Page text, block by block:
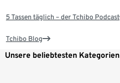
5 Tassen täglich – der Tchibo Podcast
Tchibo Blog
Unsere beliebtesten Kategorien